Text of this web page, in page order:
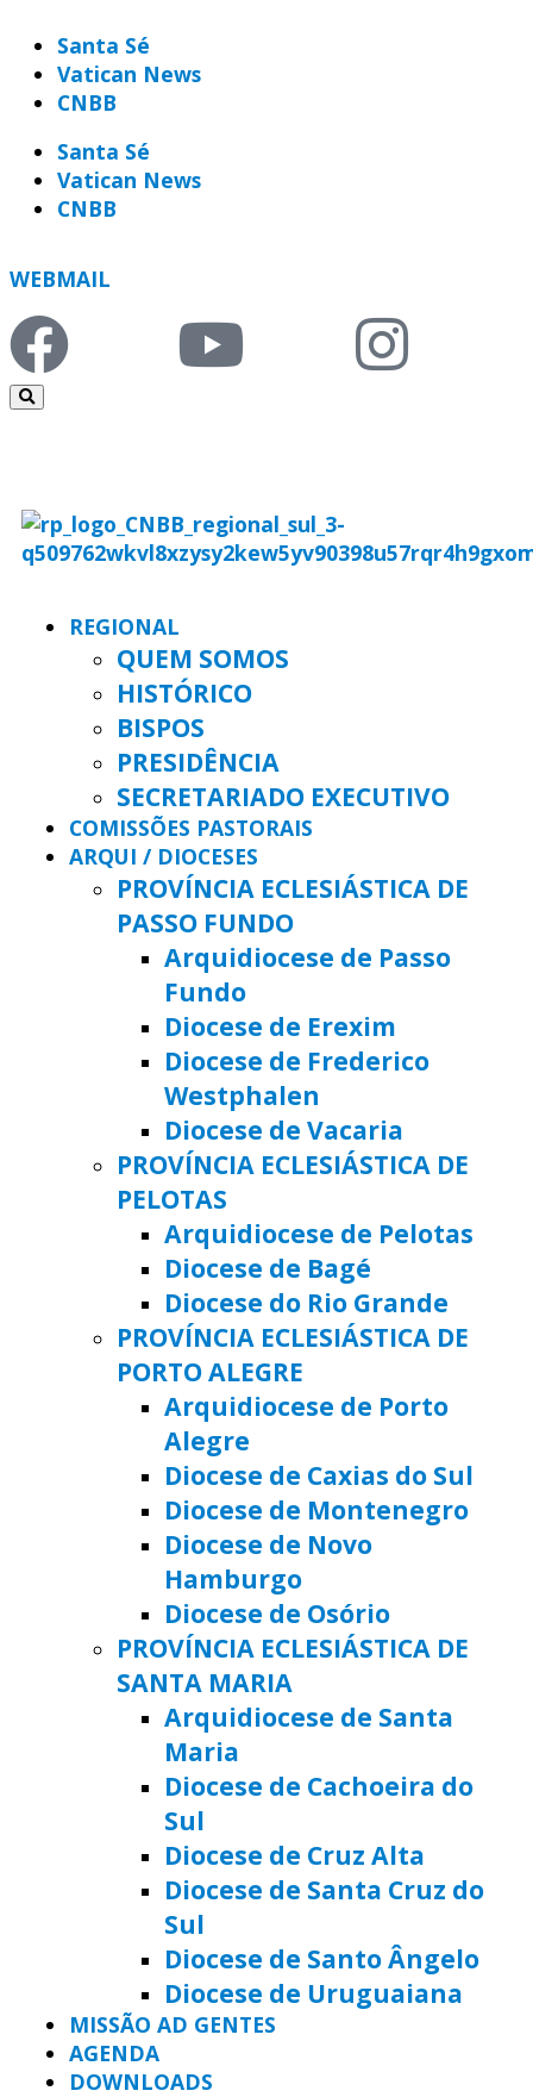
Santa Sé
Vatican News
CNBB
Santa Sé
Vatican News
CNBB
WEBMAIL
REGIONAL
QUEM SOMOS
HISTÓRICO
BISPOS
PRESIDÊNCIA
SECRETARIADO EXECUTIVO
COMISSÕES PASTORAIS
ARQUI / DIOCESES
PROVÍNCIA ECLESIÁSTICA DE
PASSO FUNDO
Arquidiocese de Passo
Fundo
Diocese de Erexim
Diocese de Frederico
Westphalen
Diocese de Vacaria
PROVÍNCIA ECLESIÁSTICA DE
PELOTAS
Arquidiocese de Pelotas
Diocese de Bagé
Diocese do Rio Grande
PROVÍNCIA ECLESIÁSTICA DE
PORTO ALEGRE
Arquidiocese de Porto
Alegre
Diocese de Caxias do Sul
Diocese de Montenegro
Diocese de Novo
Hamburgo
Diocese de Osório
PROVÍNCIA ECLESIÁSTICA DE
SANTA MARIA
Arquidiocese de Santa
Maria
Diocese de Cachoeira do
Sul
Diocese de Cruz Alta
Diocese de Santa Cruz do
Sul
Diocese de Santo Ângelo
Diocese de Uruguaiana
MISSÃO AD GENTES
AGENDA
DOWNLOADS